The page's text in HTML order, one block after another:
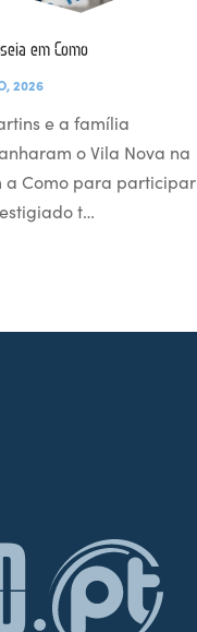
em Como
2026
e a família
o Vila Nova na
a Como para participar
t…